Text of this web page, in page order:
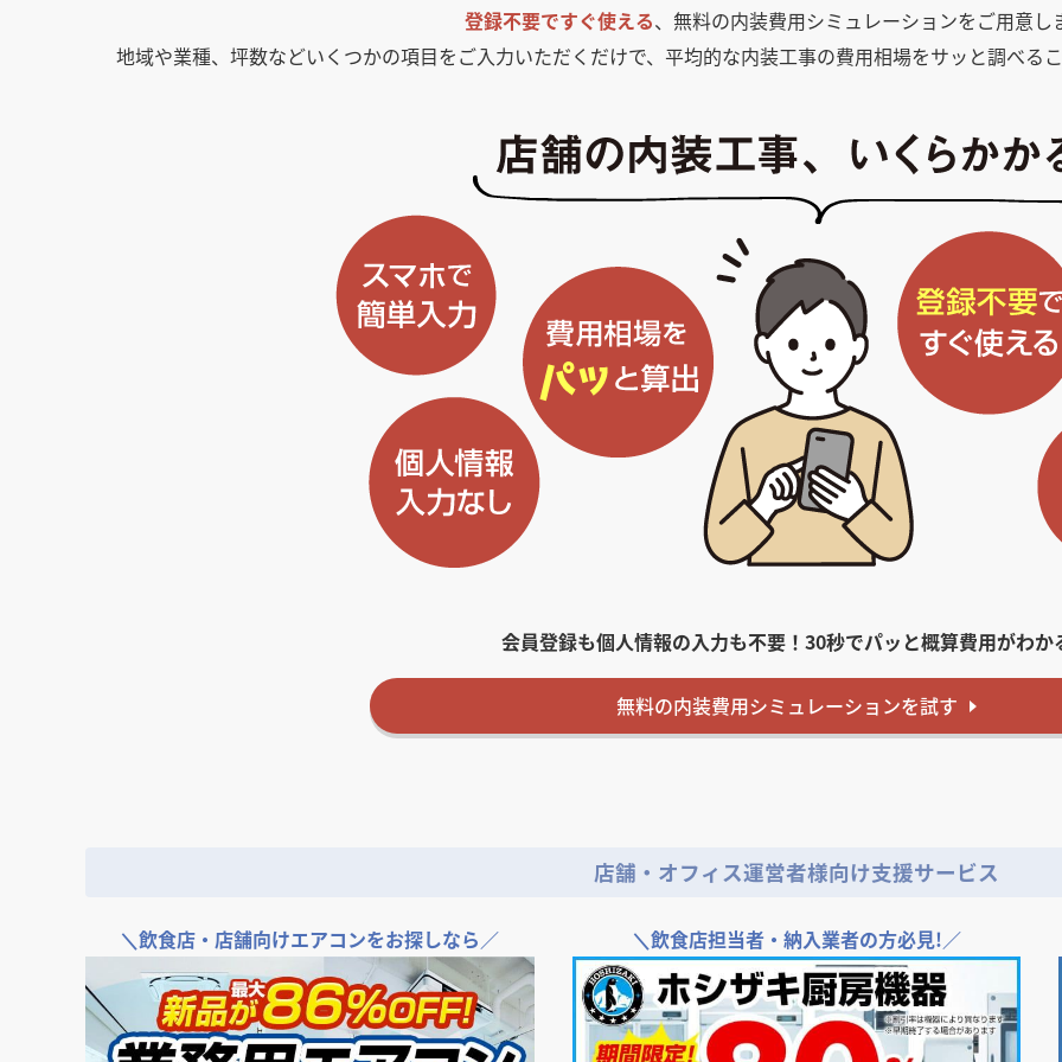
登録不要ですぐ使える、無料の内装費用シミュレーションをご用意し
地域や業種、坪数などいくつかの項目をご入力いただくだけで、平均的な内装工事の費用相場をサッと調べる
会員登録も個人情報の入力も不要！ 30秒でパッと概算費用がわか
無料の内装費用シミュレーションを試す
店舗・オフィス運営者様向け支援サービス
＼飲食店・店舗向けエアコンをお探しなら／ ＼飲食店担当者・納入業者の方必見!／